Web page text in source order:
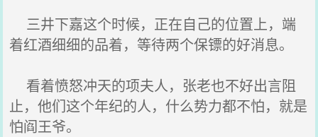
三井下嘉这个时候，正在自己的位置上，端
着红酒细细的品着，等待两个保镖的好消息。
看着愤怒冲天的项夫人，张老也不好出言阻
止，他们这个年纪的人，什么势力都不怕，就是
怕阎王爷。